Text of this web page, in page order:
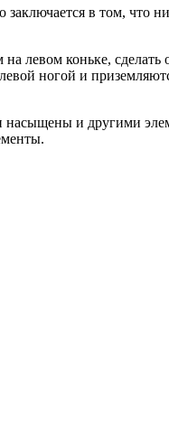
в том, что
левом коньке,
ногой и
и другими